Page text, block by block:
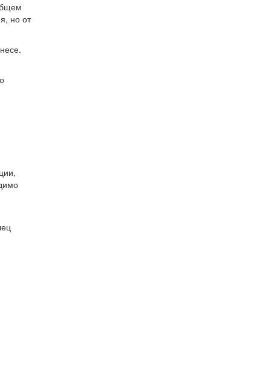
но от